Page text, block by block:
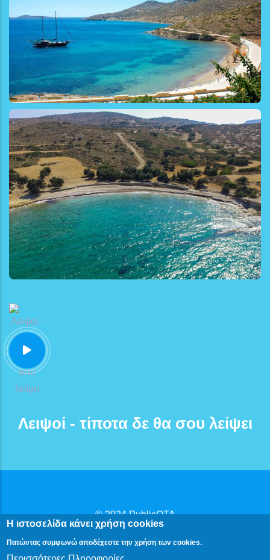
Λειψοί - τίποτα δε θα σου λείψει
© 2024PublicOTA
Δήλωση Προβασιμότητας|Πολιτική Προστασίας
Προσωπικών Δεδομένων
Η ιστοσελίδα κάνει χρήση cookies
Πατώντας συμφωνώ αποδέχεστε την χρήση των cookies.